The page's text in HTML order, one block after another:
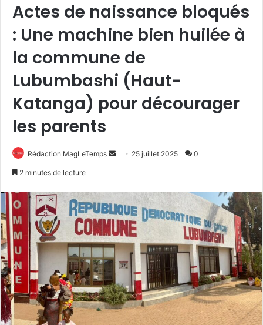
Actes de naissance bloqués
: Une machine bien huilée à
la commune de
Lubumbashi (Haut-
Katanga) pour décourager
les parents
Rédaction MagLeTemps
Envoyer25 juillet 2025 0
2 minutes de lecture